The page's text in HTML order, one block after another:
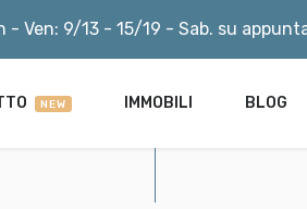
LOGIN
- Ven: 9/13 - 15/19 - Sab. su
NEW IMMOBILI BLOG